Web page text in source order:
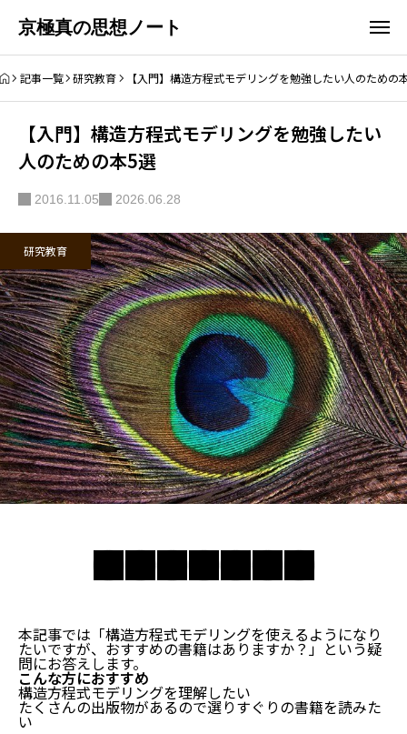
京極真の思想ノート
記事一覧 研究教育 【入門】構造方程式モデリングを勉強したい人のための
【入門】構造方程式モデリングを勉強したい
人のための本5選
2016.11.05 2026.06.28
研究教育
本記事では「構造方程式モデリングを使えるようになり
たいですが、おすすめの書籍はありますか？」という疑
問にお答えします。
こんな方におすすめ
構造方程式モデリングを理解したい
たくさんの出版物があるので選りすぐりの書籍を読みた
い